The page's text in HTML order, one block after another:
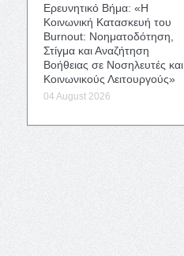
Ερευνητικό Βήμα: «Η
Κοινωνική Κατασκευή του
Burnout: Νοηματοδότηση,
Στίγμα και Αναζήτηση
Βοήθειας σε Νοσηλευτές και
Κοινωνικούς Λειτουργούς»
04 August 2026